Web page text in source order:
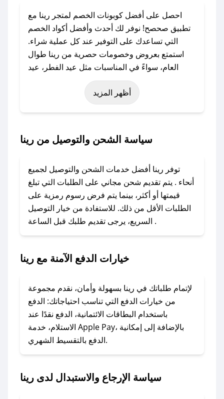
احصل على أفضل كوبونات الخصم لمتجر رينا مع
تطبيق صحصح! نوفر لك أحدث وأفضل أكواد الخصم
التي تساعدك على التوفير عند كل عملية شراء.
استمتع بعروض وخصومات حصرية من رينا طوال
العام، سواءً في المناسبات مثل عيد الفطر، عيد
الأضحى، الجمعة البيضاء (شهر نوفمبر)، رمضان،
اليوم الوطني، يوم التأسيس، أو حتى عروض خاصة
باستخدام تطبيق صحصح، يمكنك العثور بسهولة على
معنا عبر تويتر أو البريد الإلكتروني لإضافته بسرعة.
### كيفية استخدام كود خصم رينا؟
1. انسخ كود الخصم من تطبيق صحصح.
2. الصقه في خانة الدفع عند التسوق من رينا.
لا تقلق! يمكنك التواصل مع فريق دعم صحصح عبر
وسنقوم بحل المشكلة في أسرع وقت ممكن.
### ماذا أفعل إذا لم أجد كود خصم لمتجري
المفضل؟
في حال عدم توفر كوبونات لمتجرك المفضل، يمكنك
مراسلتنا مباشرة وسنعمل على توفير الكوبونات في
أظهر المزيد
سياسة الشحن والتوصيل من رينا
توفر رينا أفضل خدمات الشحن والتوصيل لجميع
أنحاء . يتم تقديم شحن مجاني على الطلبات التي تبلغ
قيمتها أو أكثر، بينما يتم فرض رسوم رمزية على
الطلبات الأقل من ذلك. للاستفادة من خيار التوصيل
السريع، يرجى تقديم طلبك قبل الساعة .
خيارات الدفع الآمنة مع رينا
لإتمام طلباتك في رينا بسهولة وأمان، نقدم مجموعة
من خيارات الدفع التي تناسب احتياجاتك: الدفع
باستخدام البطاقات الائتمانية، الدفع نقدًا عند
الاستلام، خدمة Apple Pay، بالإضافة إلى إمكانية
الدفع بالتقسيط الشهري.
سياسة الإرجاع والاستبدال لدى رينا